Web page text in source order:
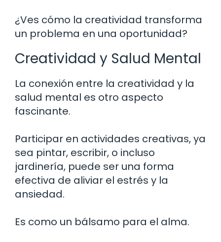
¿Ves cómo la creatividad transforma
un problema en una oportunidad?
Creatividad y Salud Mental
La conexión entre la creatividad y la
salud mental es otro aspecto
fascinante.
Participar en actividades creativas, ya
sea pintar, escribir, o incluso
jardinería, puede ser una forma
efectiva de aliviar el estrés y la
ansiedad.
Es como un bálsamo para el alma.